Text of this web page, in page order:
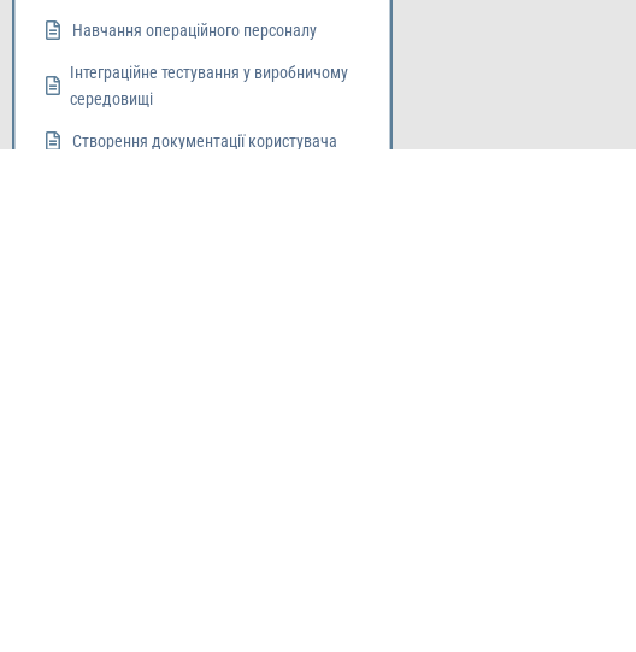
Навчання операційного персоналу
Інтеграційне тестування у виробничому
середовищі
Створення документації користувача